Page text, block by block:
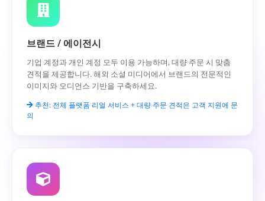
브랜드 / 에이전시
기업 계정과 개인 계정 모두 이용 가능하며, 대량 주문 시 맞춤
견적을 제공합니다. 해외 소셜 미디어에서 브랜드의 전문적인
이미지와 오디언스 기반을 구축하세요.
추천: 전체 플랫폼 리얼 서비스 + 대량 주문 견적은 고객 지원에 문
의